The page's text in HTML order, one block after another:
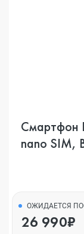
Смартфон
nano SIM,
ОЖИДАЕТСЯ
26 990₽